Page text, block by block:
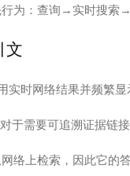
行为：查询→实时搜索
文
实时网络结果并频繁
于需要可追溯证据链
络上检索，因此它的